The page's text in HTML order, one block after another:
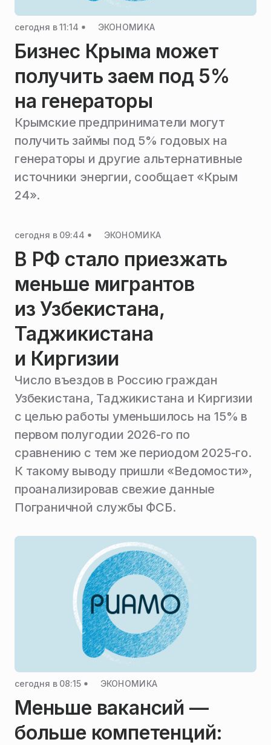
сегодня в 11:14 ЭКОНОМИКА
Бизнес Крыма может
получить заем под 5%
на генераторы
Крымские предприниматели могут
получить займы под 5% годовых на
генераторы и другие альтернативные
источники энергии, сообщает «Крым
24».
сегодня в 09:44 ЭКОНОМИКА
В РФ стало приезжать
меньше мигрантов
из Узбекистана,
Таджикистана
и Киргизии
Число въездов в Россию граждан
Узбекистана, Таджикистана и Киргизии
с целью работы уменьшилось на 15% в
первом полугодии 2026-го по
сравнению с тем же периодом 2025-го.
К такому выводу пришли «Ведомости»,
проанализировав свежие данные
Пограничной службы ФСБ.
сегодня в 08:15 ЭКОНОМИКА
Меньше вакансий —
больше компетенций: